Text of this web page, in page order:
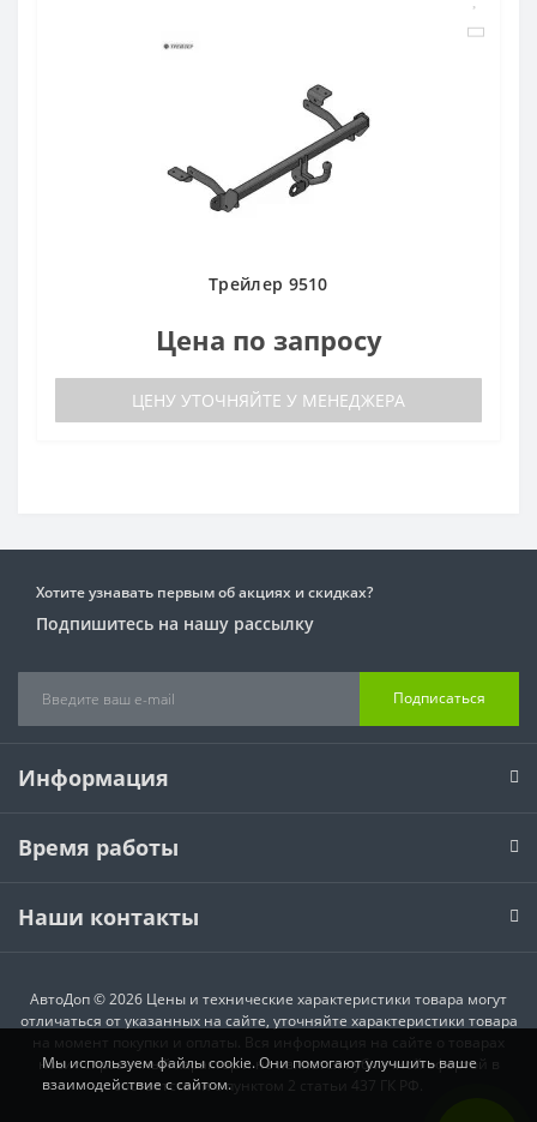
Трейлер 9510
Цена по запросу
ЦЕНУ УТОЧНЯЙТЕ У МЕНЕДЖЕРА
Хотите узнавать первым об акциях и скидках?
Подпишитесь на нашу рассылку
Подписаться
Информация
Время работы
Наши контакты
АвтоДоп © 2026 Цены и технические характеристики товара могут
отличаться от указанных на сайте, уточняйте характеристики товара
на момент покупки и оплаты. Вся информация на сайте о товарах
носит справочный характер и не является публичной офертой в
соответствии с пунктом 2 статьи 437 ГК РФ.
Мы используем файлы cookie. Они помогают улучшить ваше
взаимодействие с сайтом.